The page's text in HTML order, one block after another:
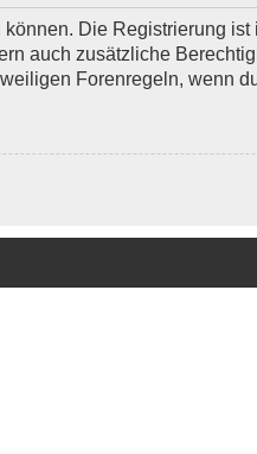
Die Registrierung
auch zusätzliche
Forenregeln, wenn